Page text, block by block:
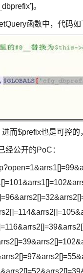
。
函数中，代码如
而$prefix也是可控的
经公开的PoC：